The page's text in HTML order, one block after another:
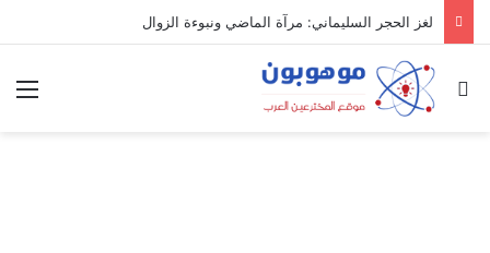
لغز الحجر السليماني: مرآة الماضي ونبوءة الزوال
بحث عن